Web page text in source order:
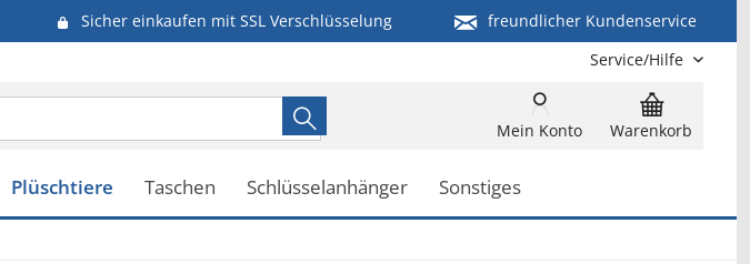
Sicher einkaufen mit SSL Verschlüsselung
freundlicher Kundenservice
Service/Hilfe
Warenkorb
Mein Konto
Plüschtiere Taschen Schlüsselanhänger Sonstiges